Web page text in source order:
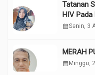
Tatanan
HIV Pada
calendar_monthSenin, 3
MERAH
calendar_month Minggu,